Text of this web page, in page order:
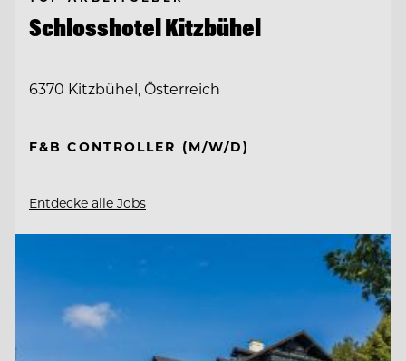
Schlosshotel Kitzbühel
6370 Kitzbühel, Österreich
F&B CONTROLLER (M/W/D)
Entdecke alle Jobs